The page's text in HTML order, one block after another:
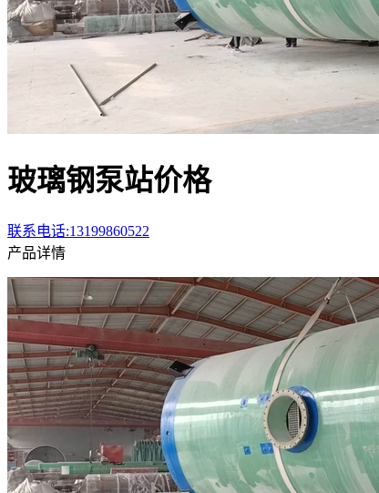
玻璃钢泵站价格
联系电话:13199860522
产品详情